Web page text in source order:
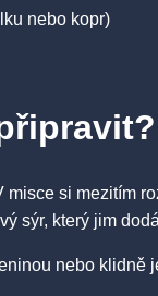
nebo kopr)
si mezitím
sýr, který jim
nebo klidně